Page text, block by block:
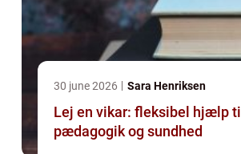
30 june 2026 Sara Henriksen
Lej en vikar: fleksibel hjælp til
pædagogik og sundhed